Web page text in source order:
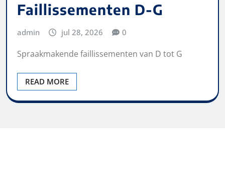
Faillissementen D-G
admin jul 28, 2026 0
Spraakmakende faillissementen van D tot G
READ MORE